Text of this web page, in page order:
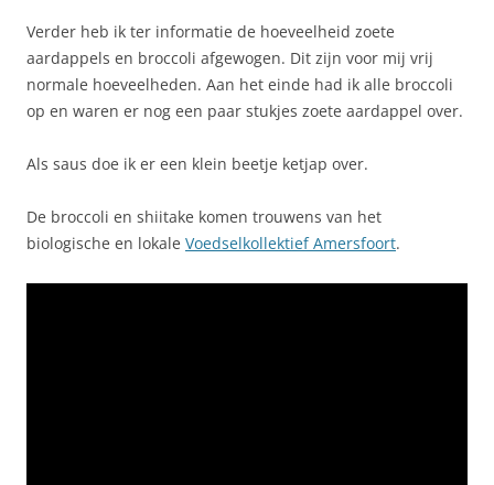
Verder heb ik ter informatie de hoeveelheid zoete
aardappels en broccoli afgewogen. Dit zijn voor mij vrij
normale hoeveelheden. Aan het einde had ik alle broccoli
op en waren er nog een paar stukjes zoete aardappel over.
Als saus doe ik er een klein beetje ketjap over.
De broccoli en shiitake komen trouwens van het
biologische en lokale Voedselkollektief Amersfoort.